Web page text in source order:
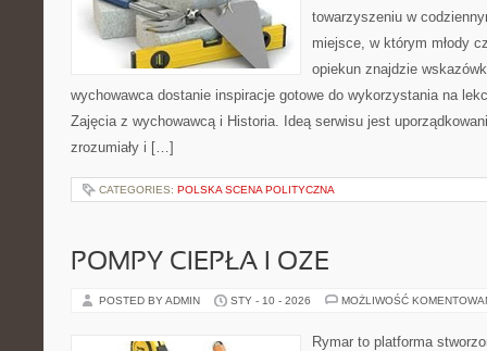
towarzyszeniu w
miejsce, w którym młody
opiekun znajdzie
wychowawca dostanie inspiracje gotowe do wykorzystania na
Zajęcia z wychowawcą i Historia. Ideą serwisu jest
zrozumiały i […]
CATEGORIES: POLSKA SCENA POLITYCZNA
POMPY CIEPŁA I OZE
POSTED BY ADMIN STY - 10 - 2026 MOŻLIWOŚĆ
Rymar to platforma